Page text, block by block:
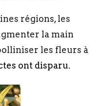
régions, les
la main
les fleurs à
ont disparu.